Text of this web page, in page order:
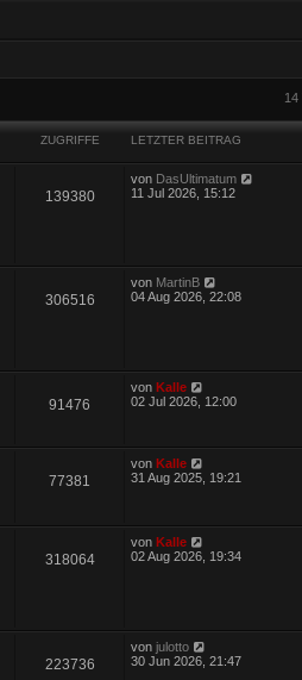
14
ZUGRIFFE LETZTER BEITRAG
139380
von DasUltimatum
11 Jul 2026, 15:12
306516
von MartinB
04 Aug 2026, 22:08
91476
vonKalle
02 Jul 2026, 12:00
77381
vonKalle
31 Aug 2025, 19:21
318064
vonKalle
02 Aug 2026, 19:34
223736
vonjulotto
30 Jun 2026, 21:47